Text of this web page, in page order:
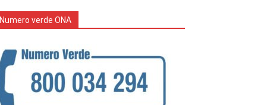
Numero verde ONA